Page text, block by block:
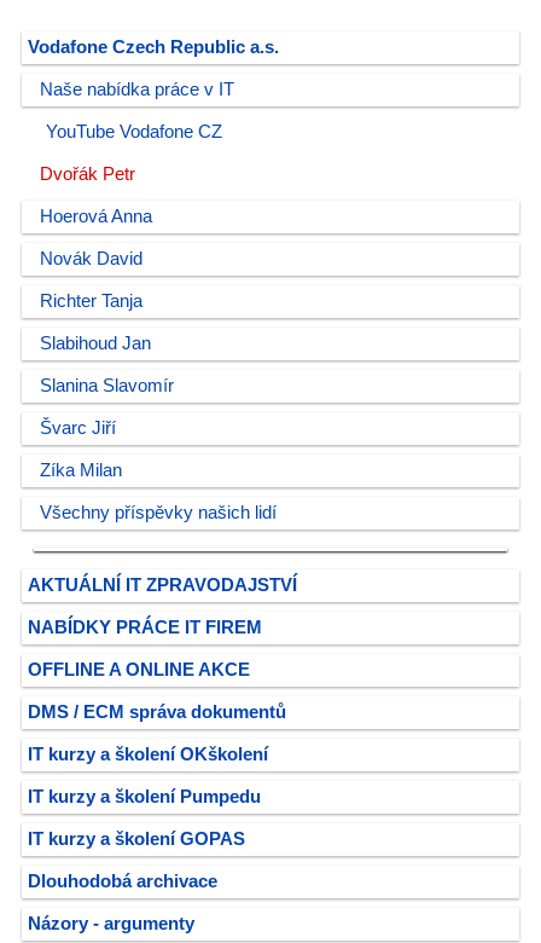
Vodafone Czech Republic a.s.
Naše nabídka práce v IT
YouTube Vodafone CZ
Dvořák Petr
Hoerová Anna
Novák David
Richter Tanja
Slabihoud Jan
Slanina Slavomír
Švarc Jiří
Zíka Milan
Všechny příspěvky našich lidí
AKTUÁLNÍ IT ZPRAVODAJSTVÍ
NABÍDKY PRÁCE IT FIREM
OFFLINE A ONLINE AKCE
DMS / ECM správa dokumentů
IT kurzy a školení OKškolení
IT kurzy a školení Pumpedu
IT kurzy a školení GOPAS
Dlouhodobá archivace
Názory - argumenty